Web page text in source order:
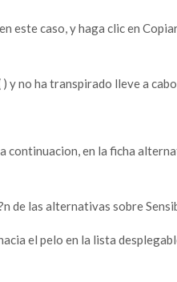
caso, y haga clic en
y no ha transpirado lleve a
en la ficha
de las alternativas sobre
el pelo en la lista